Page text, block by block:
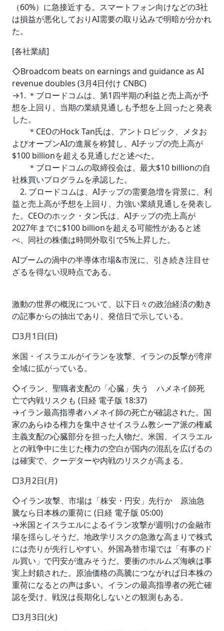
（60%）に急接近する。スマートフォン向けなどの3社
は損益が悪化しておりAI需要の取り込みで明暗が分かれ
た。
[各社業績]
◇Broadcom beats on earnings and guidance as AI
revenue doubles (3月4日付け CNBC)
→1. ＊ブロードコムは、第1四半期の利益と売上高が予
想を上回り、当期の業績見通しも予想を上回ったと発表
した。
＊CEOのHock Tan氏は、アントロピック、メタお
よびオープンAIの進展を称賛し、AIチップの売上高が
$100 billionを超える見通しだと述べた。
＊ブロードコムの取締役会は、最大$10 billionの自
社株買いプログラムを承認した。
2. ブロードコムは、AIチップの需要急増を背景に、利
益と売上高が予想を上回り、力強い業績見通しを発表し
た。CEOのホック・タン氏は、AIチップの売上高が
2027年までに$100 billionを超える可能性があると述
べ、同社の株価は時間外取引で5%上昇した。
AIブームの渦中の半導体市場&市況に、引き続き注目せ
ざるを得ない現時点である。
激動の世界の概況について、以下日々の政治経済の動き
の記事からの抽出であり、発信日で示している。
□3月1日(日)
米国・イスラエルがイランを攻撃、イランの反撃が湾岸
全域に拡がっている。
◇イラン、聖職者支配の「心臓」失う ハメネイ師死
亡で内戦リスクも (日経 電子版 18:37)
→イラン最高指導者ハメネイ師の死亡が確認された。国
家のあらゆる権力を集中させイスラム教シーア派の権威
主義支配の心臓部分を担った人物だ。米国、イスラエル
との戦争中に生じた権力の空白が国内の混乱を広げるの
は確実で、クーデターや内戦のリスクが高まる。
□3月2日(月)
◇イラン攻撃、市場は「株安・円安」先行か 原油急
騰なら日本株の重荷に (日経 電子版 05:00)
→米国とイスラエルによるイラン攻撃が週明けの金融市
場を揺らしそうだ。地政学リスクの急激な高まりで株式
には売りが先行しやすい。外国為替市場では「有事のド
ル買い」で円安が進みそうだ。要衝のホルムズ海峡は事
実上封鎖された。原油価格の高騰につながれば日本株の
重荷になるとの声は多い。イランの最高指導者の死亡確
認を受け、戦況は長期化しないとの観測もある。
□3月3日(火)